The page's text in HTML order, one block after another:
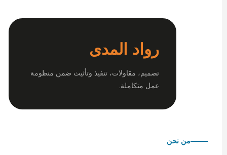
رواد المدى
تصميم، مقاولات، تنفيذ وتأثيث ضمن منظومة
عمل متكاملة.
من نحن